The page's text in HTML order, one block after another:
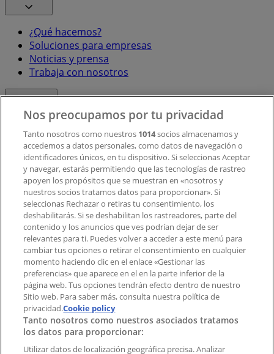
¿Qué hacemos?
Soluciones para empresas
Noticias y prensa
Trabaja con nosotros
Contacto comercial y de marketing
Tienda mal colocada en el mapa
Notificar un folleto
¿Encontraste un problema en la web o en la
aplicación?
Índices
Marcas
Marcas locales
Negocios
Negocios cercanos
Productos
Productos locales
Nos preocupamos por tu privacidad
Tanto nosotros como nuestros 1014socios almacenamos y
accedemos a datos personales, como datos de navegación o
identificadores únicos, en tu dispositivo. Si seleccionas Aceptar
y navegar, estarás permitiendo que las tecnologías de rastreo
apoyen los propósitos que se muestran en «nosotros y
nuestros socios tratamos datos para proporcionar». Si
seleccionas Rechazar o retiras tu consentimiento, los
deshabilitarás. Si se deshabilitan los rastreadores, parte del
contenido y los anuncios que ves podrían dejar de ser
relevantes para ti. Puedes volver a acceder a este menú para
cambiar tus opciones o retirar el consentimiento en cualquier
momento haciendo clic en el enlace «Gestionar las
preferencias» que aparece en el en la parte inferior de la
página web. Tus opciones tendrán efecto dentro de nuestro
Sitio web. Para saber más, consulta nuestra política de
privacidad.Cookie policy
Tanto nosotros como nuestros asociados tratamos
los datos para proporcionar:
Utilizar datos de localización geográfica precisa. Analizar